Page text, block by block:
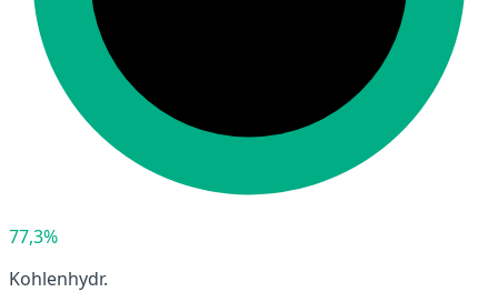
77,3%
Kohlenhydr.